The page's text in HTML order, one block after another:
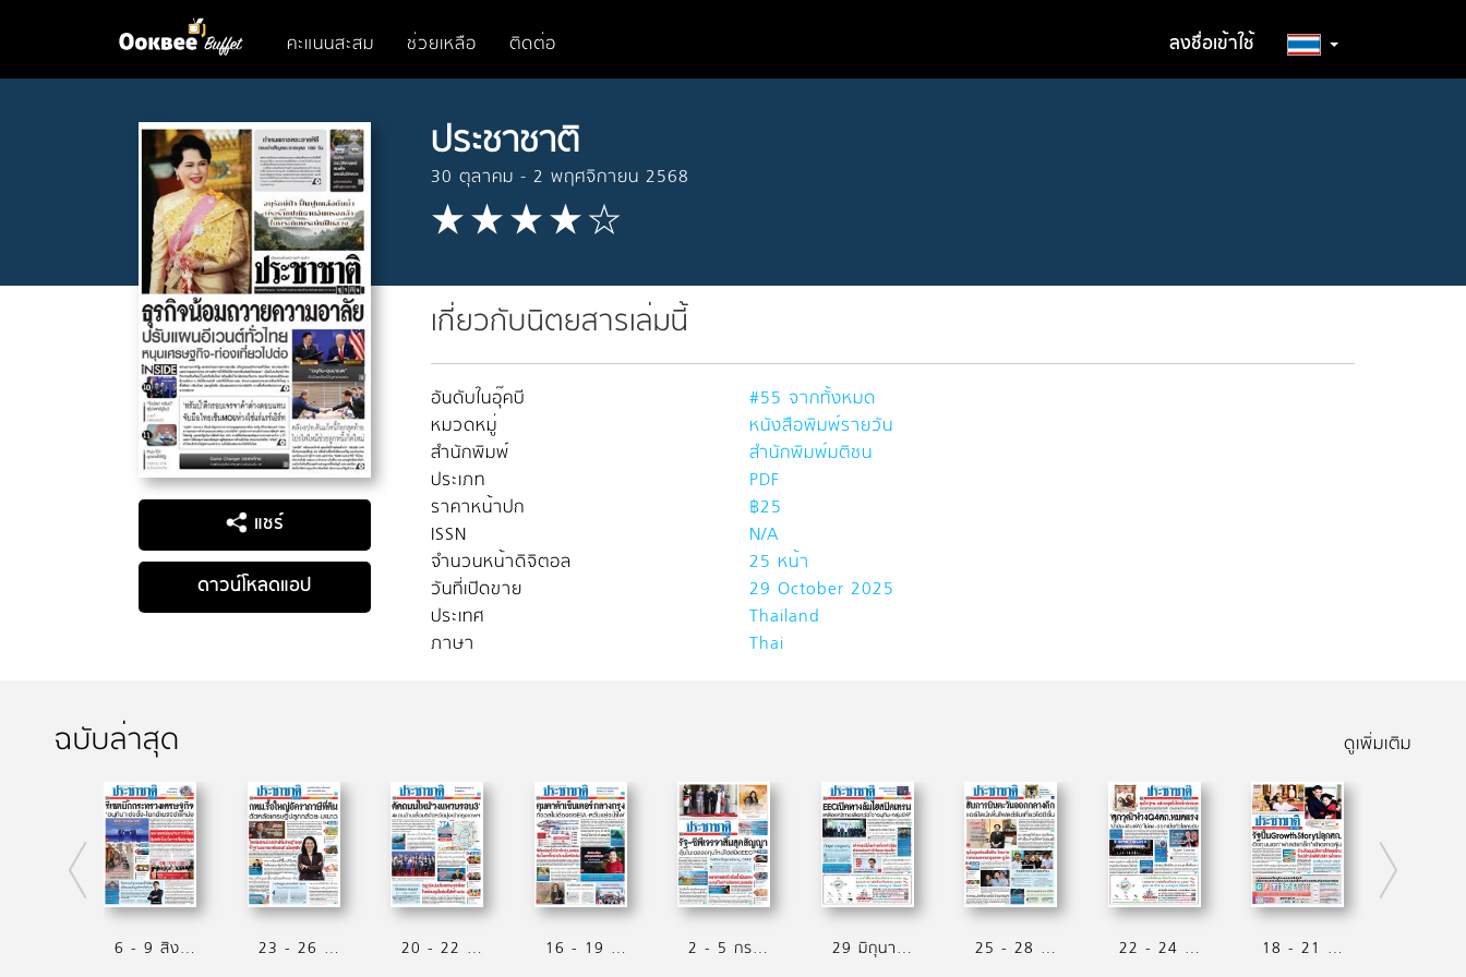
คะแนนสะสม ช่วยเหลือ ติดต่อ ลงชื่อเข้าใช้
แชร์
ดาวน์โหลดแอป
ประชาชาติ
30 ตุลาคม - 2 พฤศจิกายน 2568
เกี่ยวกับนิตยสารเล่มนี้
อันดับในอุ๊คบี
#55 จากทั้งหมด
หมวดหมู่
หนังสือพิมพ์รายวัน
สำนักพิมพ์
สำนักพิมพ์มติชน
ประเภท
PDF
ราคาหน้าปก
฿25
ISSN
N/A
จำนวนหน้าดิจิตอล
25 หน้า
วันที่เปิดขาย
29 October 2025
ประเทศ
Thailand
ภาษา
Thai
ฉบับล่าสุด ดูเพิ่มเติม
6 - 9 สิงหาคม 2569 23 - 26 กรกฏาคม 2569 20 - 22 กรกฏาคม 2569 16 - 19 กรกฏาคม 2569 2 - 5 กรกฏาคม 2569 29 มิถุนายน - 1 กรกฏาคม 2569 25 - 28 มิถุนายน 2569 22 - 24 มิถุนายน 2569 18 - 21 มิถุนายน 2569